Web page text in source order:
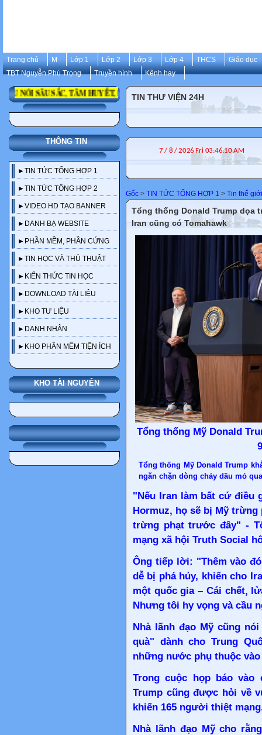
Trang chủ M Lớp 1 Lớp 2 Lớp 3 Lớp 4 THCS
Giáo dục
TBT Nguyễn Phú Trọng
Truyền hình Kênh hay
NÓI SÂU SẮC, TÂM HUYẾT, ĐỂ ĐỜI CỦA CỐ TỔNG BÍ THƯ NGUYỄN
THÔNG TIN
►TIN TỨC TỔNG HỢP 1
►TIN TỨC TỔNG HỢP 2
►VIDEO HD TẠO BANNER
►DANH BẠ WEBSITE
►PHẦN MỀM, PHẦN CỨNG
►TIN HỌC VÀ THỦ THUẬT
►KIẾN THỨC TIN HỌC
►DOWNLOAD TÀI LIỆU
►KHO TƯ LIỆU
►DANH NHÂN
►KHO PHẦN MỀM TIỆN ÍCH
KHO TÀI NGUYÊN
TIN THƯ VIỆN 24H
Gốc > TIN TỨC TỔNG HỢP 1 > Tin thế giới
Tổng thống Donald Trump dọa
Iran cũng có Tomahawk
Tổng thống Mỹ Donald
Tổng thống Mỹ Donald Trump
ngăn chặn dòng chảy dầu mỏ
"Nếu Iran làm bất cứ điều
Hormuz, họ sẽ bị Mỹ
trừng phạt trước đây" -
mạng xã hội Truth Social
Ông tiếp lời: "Thêm vào
dễ bị phá hủy, khiến cho
một quốc gia – Cái chết,
Nhưng tôi hy vọng và cầu
Nhà lãnh đạo Mỹ cũng
quà" dành cho Trung
những nước phụ thuộc
Trong cuộc họp báo vào
Trump cũng được hỏi về
khiến 165 người thiệt
Nhà lãnh đạo Mỹ cho